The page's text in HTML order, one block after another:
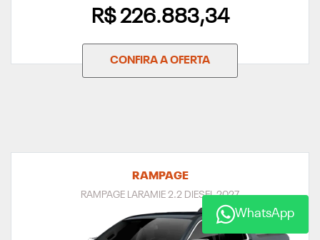
R$ 226.883,34
CONFIRA A OFERTA
RAMPAGE
RAMPAGE LARAMIE 2.2 DIESEL 2027
WhatsApp